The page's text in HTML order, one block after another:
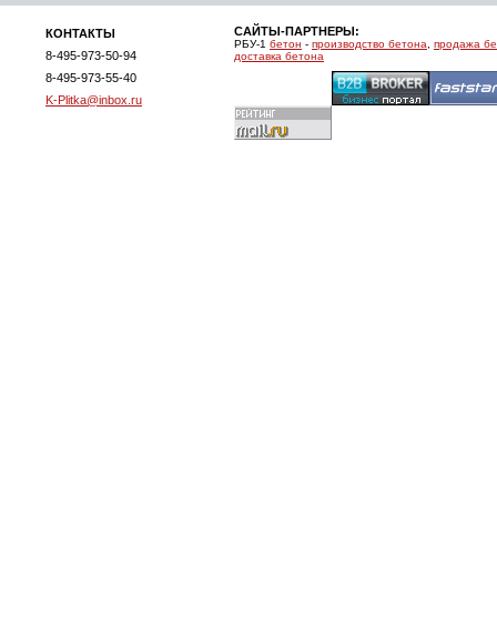
КОНТАКТЫ
8-495-973-50-94
8-495-973-55-40
K-Plitka@inbox.ru
САЙТЫ-ПАРТНЕРЫ:
РБУ-1 бетон - производство бетона
продажа
доставка бетона